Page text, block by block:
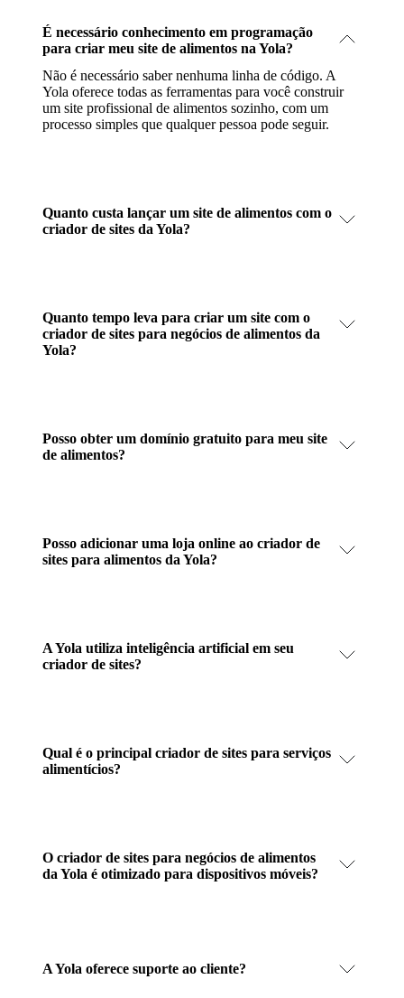
É necessário conhecimento em programação
para criar meu site de alimentos na Yola?
Não é necessário saber nenhuma linha de código. A
Yola oferece todas as ferramentas para você construir
um site profissional de alimentos sozinho, com um
processo simples que qualquer pessoa pode seguir.
Quanto custa lançar um site de alimentos com o
criador de sites da Yola?
Quanto tempo leva para criar um site com o
criador de sites para negócios de alimentos da
Yola?
Posso obter um domínio gratuito para meu site
de alimentos?
Posso adicionar uma loja online ao criador de
sites para alimentos da Yola?
A Yola utiliza inteligência artificial em seu
criador de sites?
Qual é o principal criador de sites para serviços
alimentícios?
O criador de sites para negócios de alimentos
da Yola é otimizado para dispositivos móveis?
A Yola oferece suporte ao cliente?